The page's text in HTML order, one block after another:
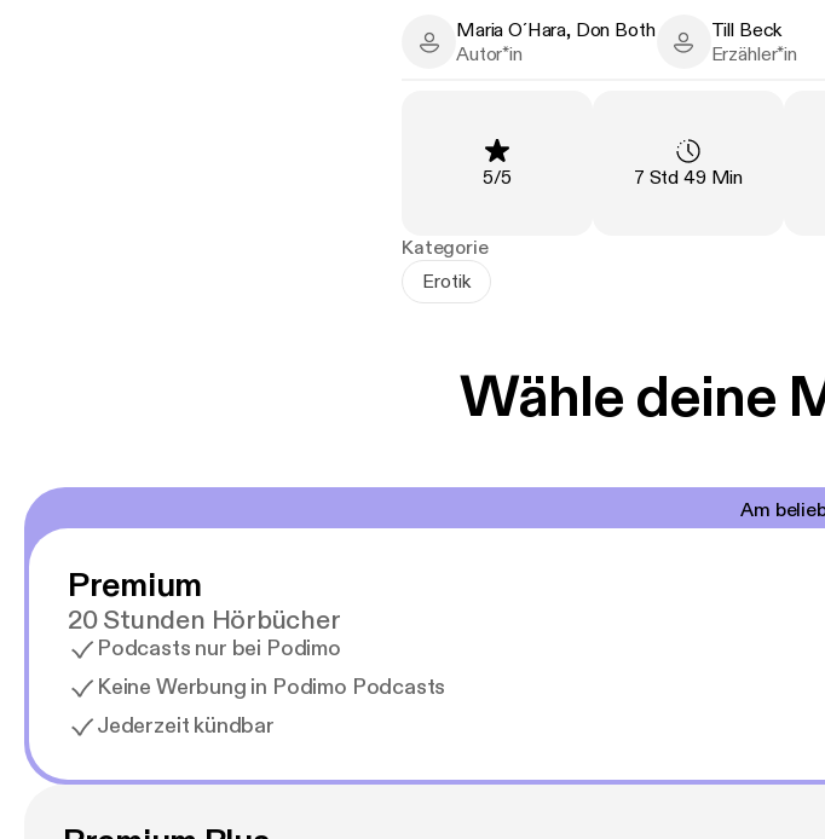
Maria O´Hara, Don Both - Author
Maria O´Hara, Don Both
Autor*in
Till Beck -
Till Beck
Erzähler*in
Bewertung
5/5 Länge:
7 Std 49 Min
Kategorie
Erotik
Wähle deine
Am
Premium
20 Stunden Hörbücher
Podcasts nur bei Podimo
Keine Werbung in Podimo Podcasts
Jederzeit kündbar